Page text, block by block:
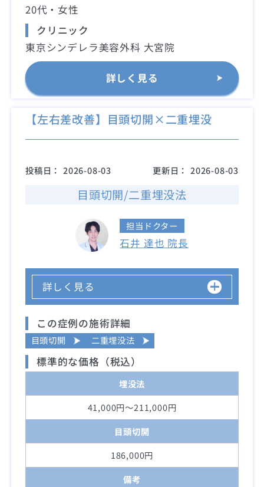
20代・女性
クリニック
東京シンデレラ美容外科 大宮院
詳しく見る
【左右差改善】目頭切開×二重埋没
投稿日： 2026-08-03 更新日： 2026-08-03
目頭切開/二重埋没法
担当ドクター
石井 達也 院長
詳しく見る
この症例の施術詳細
目頭切開 二重埋没法
標準的な価格（税込）
埋没法
41,000円～211,000円
目頭切開
186,000円
備考